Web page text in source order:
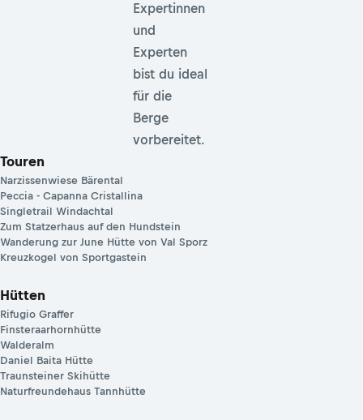
Expertinnen
und
Experten
bist du ideal
für die
Berge
vorbereitet.
Touren
Narzissenwiese Bärental
Peccia - Capanna Cristallina
Singletrail Windachtal
Zum Statzerhaus auf den Hundstein
Wanderung zur June Hütte von Val Sporz
Kreuzkogel von Sportgastein
Hütten
Rifugio Graffer
Finsteraarhornhütte
Walderalm
Daniel Baita Hütte
Traunsteiner Skihütte
Naturfreundehaus Tannhütte